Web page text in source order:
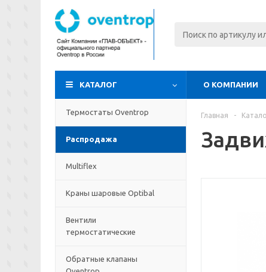
КАТАЛОГ О КОМПАНИИ
Термостаты Oventrop
Распродажа
Multiflex
Краны шаровые Optibal
Вентили
термостатические
Обратные клапаны
Главная -